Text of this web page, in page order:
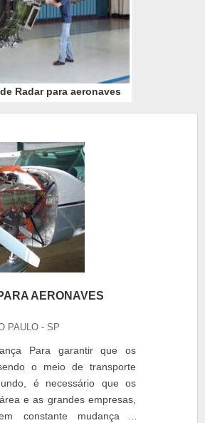
Radar para aeronaves
AERONAVES
PAULO - SP
Para garantir que os
o meio de transporte
é necessário que os
e as grandes empresas,
constante mudança e